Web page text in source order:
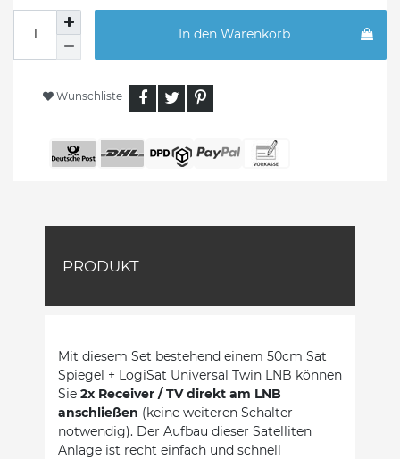
In den Warenkorb
Wunschliste
PRODUKT
Mit diesem Set bestehend einem 50cm Sat
Spiegel + LogiSat Universal Twin LNB können
Sie 2x Receiver / TV direkt am LNB
anschließen (keine weiteren Schalter
notwendig). Der Aufbau dieser Satelliten
Anlage ist recht einfach und schnell